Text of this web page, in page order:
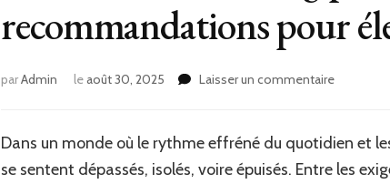
recommandations pour
parAdmin leaoût 30, 2025 Laisser un commentairesur
coaching
Dans un monde où le rythme effréné du quotidien et
se sentent dépassés, isolés, voire épuisés. Entre les